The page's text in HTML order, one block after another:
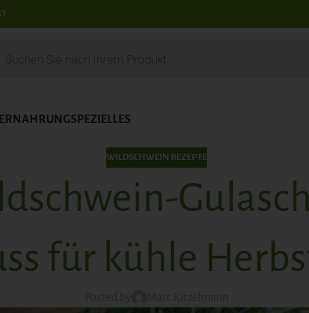
SPEZIELLES
WILDSCHWEIN REZEPTE
für kühle